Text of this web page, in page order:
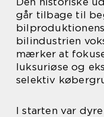
går tilbage til
bilindustrien
mærker at
luksuriøse og
selektiv
I starten var